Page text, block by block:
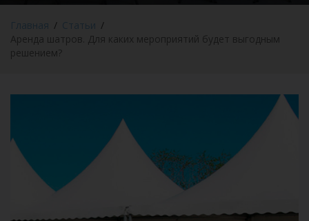
Главная
Статьи
Аренда шатров. Для каких мероприятий будет выгодным
решением?